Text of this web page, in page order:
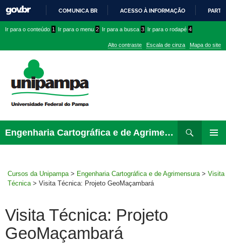
PARA
CONTEÚDO
COMUNICA BR ACESSO À INFORMAÇÃO
conteúdo
menu
superior
menu
Ir para o conteúdo 1 Ir para o menu 2 Ir para a busca 3 Ir para o rodapé 4
Alto contraste Escala de cinza Mapa do site
Engenharia Cartográfica e de Agrimensura
para
Cursos da Unipampa > Engenharia Cartográfica e de Agrimensura > Visita
Técnica > Visita Técnica: Projeto GeoMaçambará
Visita Técnica: Projeto
GeoMaçambará